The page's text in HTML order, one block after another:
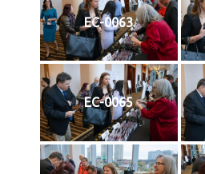
EC-0063
EC-0065